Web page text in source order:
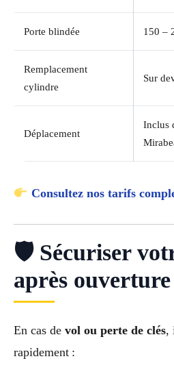
Porte blindée 150 –
Remplacement
cylindre
Sur
Déplacement
Inclus
Consultez nos tarifs
🛡 Sécuriser
après ouverture
En cas de vol ou perte de clés,
rapidement :